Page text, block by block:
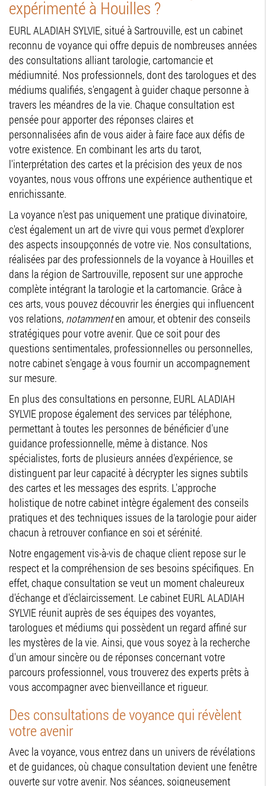
expérimenté à Houilles ?
EURL ALADIAH SYLVIE, situé à Sartrouville, est un cabinet
reconnu de voyance qui offre depuis de nombreuses années
des consultations alliant tarologie, cartomancie et
médiumnité. Nos professionnels, dont des tarologues et des
médiums qualifiés, s'engagent à guider chaque personne à
travers les méandres de la vie. Chaque consultation est
pensée pour apporter des réponses claires et
personnalisées afin de vous aider à faire face aux défis de
votre existence. En combinant les arts du tarot,
l'interprétation des cartes et la précision des yeux de nos
voyantes, nous vous offrons une expérience authentique et
enrichissante.
La voyance n'est pas uniquement une pratique divinatoire,
c'est également un art de vivre qui vous permet d'explorer
des aspects insoupçonnés de votre vie. Nos consultations,
réalisées par des professionnels de la voyance à Houilles et
dans la région de Sartrouville, reposent sur une approche
complète intégrant la tarologie et la cartomancie. Grâce à
ces arts, vous pouvez découvrir les énergies qui influencent
vos relations, notammenten amour, et obtenir des conseils
stratégiques pour votre avenir. Que ce soit pour des
questions sentimentales, professionnelles ou personnelles,
notre cabinet s'engage à vous fournir un accompagnement
sur mesure.
En plus des consultations en personne, EURL ALADIAH
SYLVIE propose également des services par téléphone,
permettant à toutes les personnes de bénéficier d'une
guidance professionnelle, même à distance. Nos
spécialistes, forts de plusieurs années d'expérience, se
distinguent par leur capacité à décrypter les signes subtils
des cartes et les messages des esprits. L'approche
holistique de notre cabinet intègre également des conseils
pratiques et des techniques issues de la tarologie pour aider
chacun à retrouver confiance en soi et sérénité.
Notre engagement vis-à-vis de chaque client repose sur le
respect et la compréhension de ses besoins spécifiques. En
effet, chaque consultation se veut un moment chaleureux
d'échange et d'éclaircissement. Le cabinet EURL ALADIAH
SYLVIE réunit auprès de ses équipes des voyantes,
tarologues et médiums qui possèdent un regard affiné sur
les mystères de la vie. Ainsi, que vous soyez à la recherche
d'un amour sincère ou de réponses concernant votre
parcours professionnel, vous trouverez des experts prêts à
vous accompagner avec bienveillance et rigueur.
Des consultations de voyance qui révèlent
votre avenir
Avec la voyance, vous entrez dans un univers de révélations
et de guidances, où chaque consultation devient une fenêtre
ouverte sur votre avenir. Nos séances, soigneusement